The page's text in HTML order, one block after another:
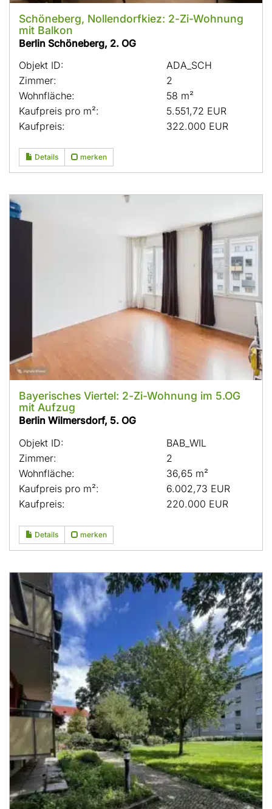
Schöneberg, Nollendorfkiez: 2-Zi-Wohnung
mit Balkon
Berlin Schöneberg, 2. OG
Objekt ID:
ADA_SCH
Zimmer:
2
Wohnfläche:
58 m²
Kaufpreis pro m²:
5.551,72 EUR
Kaufpreis:
322.000 EUR
Details merken
Bayerisches Viertel: 2-Zi-Wohnung im 5.OG
mit Aufzug
Berlin Wilmersdorf, 5. OG
Objekt ID:
BAB_WIL
Zimmer:
2
Wohnfläche:
36,65 m²
Kaufpreis pro m²:
6.002,73 EUR
Kaufpreis:
220.000 EUR
Details merken